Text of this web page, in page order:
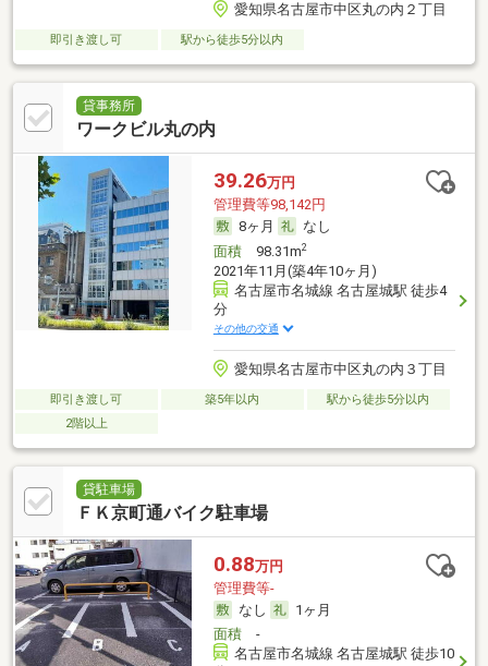
愛知県名古屋市中区丸の内２丁目
即引き渡し可 駅から徒歩5分以内
貸事務所
ワークビル丸の内
39.26万円
管理費等98,142円
8ヶ月
なし
面積98.31m2
2021年11月(築4年10ヶ月)
名古屋市名城線 名古屋城駅 徒歩4
分
その他の交通
愛知県名古屋市中区丸の内３丁目
即引き渡し可 築5年以内
駅から徒歩5分以内
2階以上
貸駐車場
ＦＫ京町通バイク駐車場
0.88万円
管理費等-
なし
1ヶ月
面積-
名古屋市名城線 名古屋城駅 徒歩10